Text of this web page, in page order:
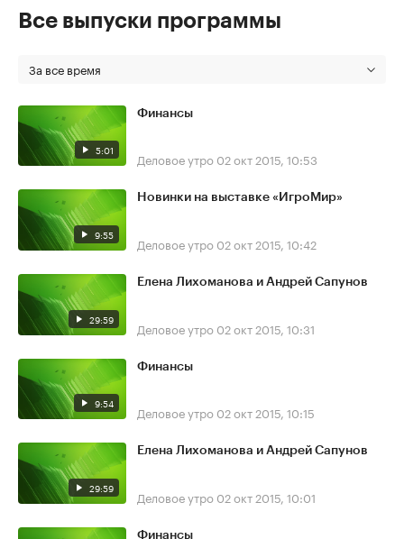
Все выпуски программы
За все время
5:01
Финансы
Деловое утро 02 окт 2015, 10:53
9:55
Новинки на выставке «ИгроМир»
Деловое утро 02 окт 2015, 10:42
29:59
Елена Лихоманова и Андрей Сапунов
Деловое утро 02 окт 2015, 10:31
9:54
Финансы
Деловое утро 02 окт 2015, 10:15
29:59
Елена Лихоманова и Андрей Сапунов
Деловое утро 02 окт 2015, 10:01
Финансы